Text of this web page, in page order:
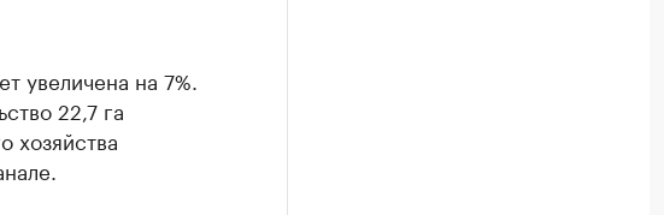
увеличена на 7%.
22,7 га
хозяйства